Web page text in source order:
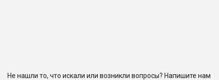
Не нашли то, что искали или возникли вопросы? Напишите нам